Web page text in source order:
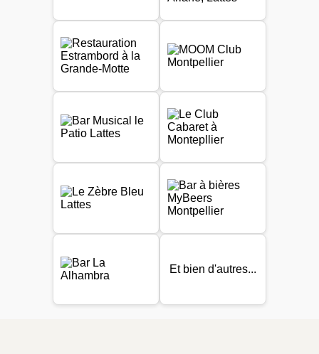
Et bien d'autres...